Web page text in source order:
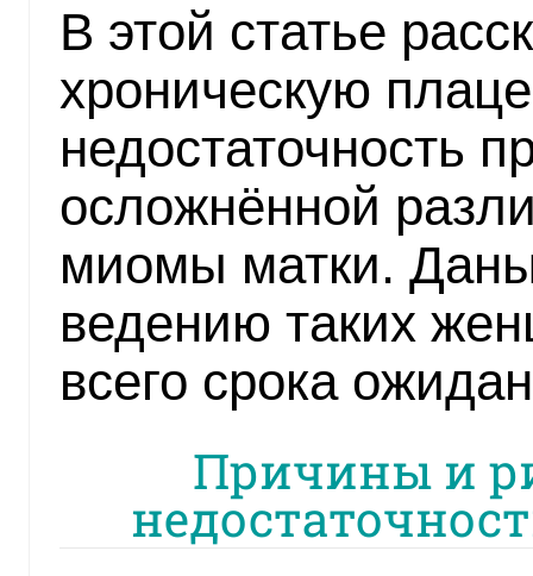
В этой статье
хроническую
недостаточность
осложнённой
миомы матки.
ведению таких
всего срока
Причины и